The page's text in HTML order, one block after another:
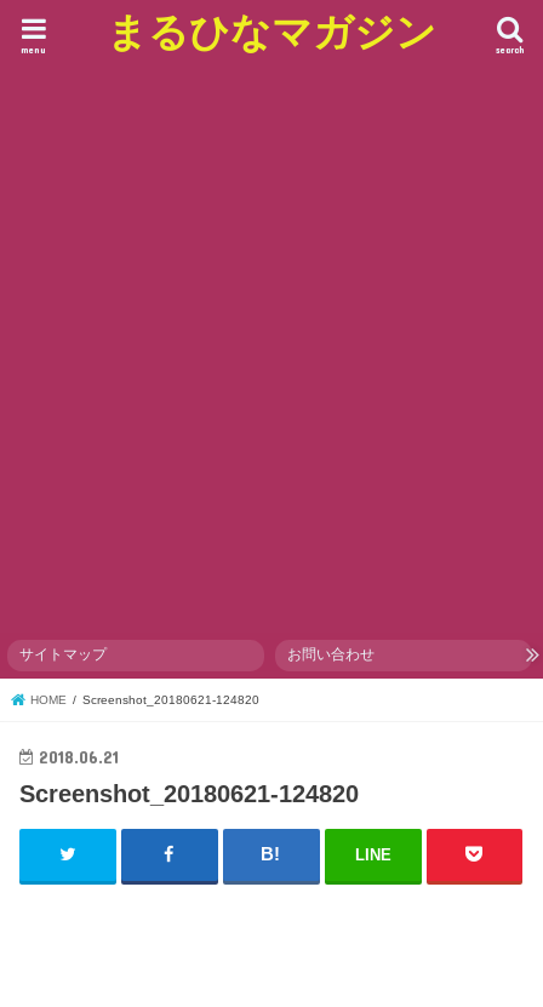
まるひなマガジン search
menu
サイトマップ お問い合わせ
HOME Screenshot_20180621-124820
2018.06.21
Screenshot_20180621-124820
LINE